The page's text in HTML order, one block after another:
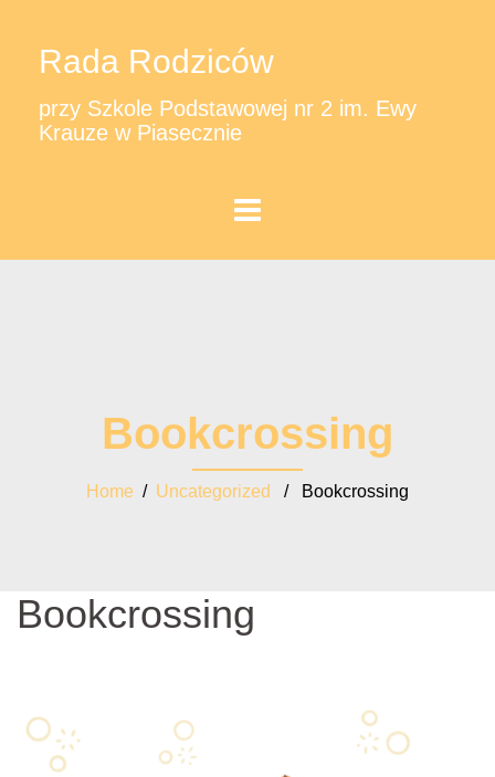
Rada Rodziców
przy Szkole Podstawowej nr 2 im. Ewy
Krauze w Piasecznie
Bookcrossing
Home / Uncategorized / Bookcrossing
Bookcrossing